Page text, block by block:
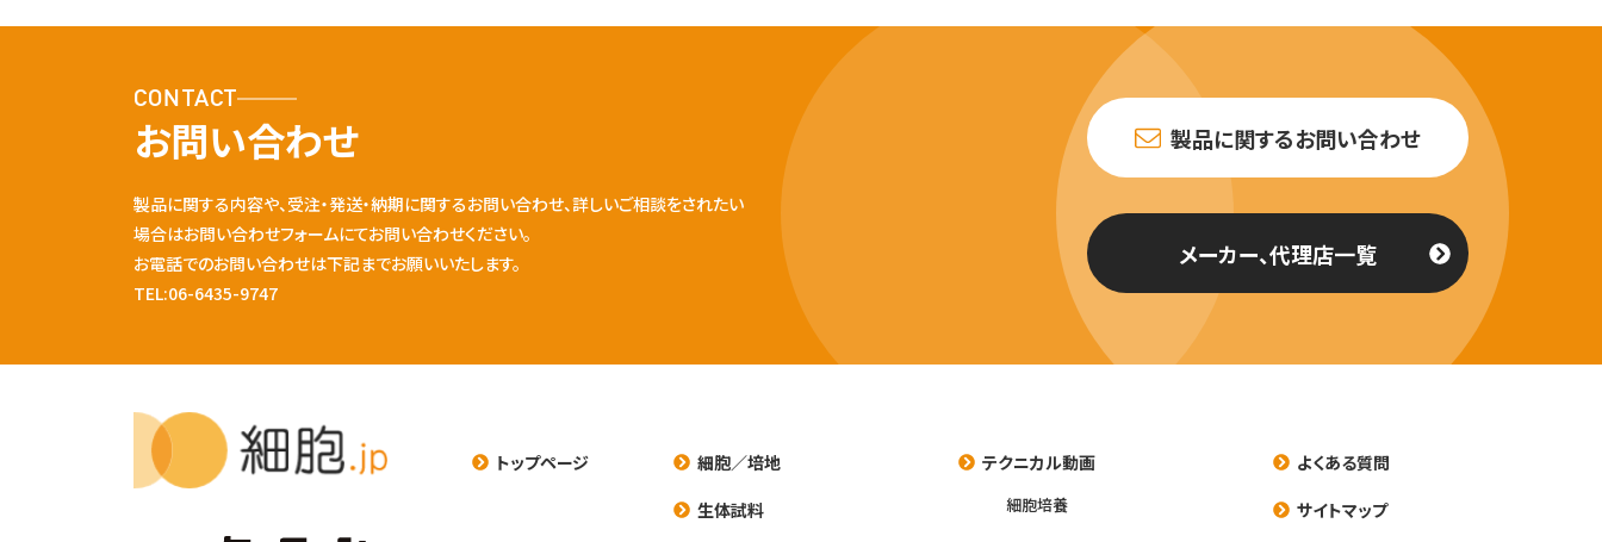
CONTACT
お問い合わせ
製品に関する内容や、受注・発送・納期に関するお問い合わせ、詳しいご相談をされたい
場合はお問い合わせフォームにてお問い合わせください。
お電話でのお問い合わせは下記までお願いいたします。
TEL:06-6435-9747
製品に関するお問い合わせ
メーカー、代理店一覧
トップページ
細胞／培地
生体試料
テクニカル動画
細胞培養
よくある質問
サイトマップ